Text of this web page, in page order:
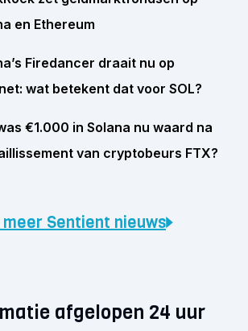
en Ethereum
Firedancer draait nu op
wat betekent dat voor SOL?
€1.000 in Solana nu waard na
van cryptobeurs FTX?
meer Sentient nieuws
afgelopen 24 uur